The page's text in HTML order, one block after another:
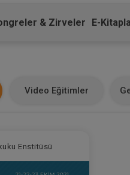
& Zirveler E-
Video Eğitimler
Enstitüsü